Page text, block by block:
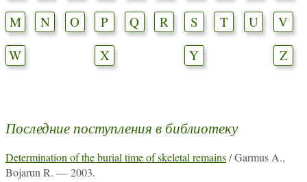
M
N O P Q R S T U
V
W
X Y Z
Последние поступления в библиотеку
Determination of the burial time of skeletal remains/ Garmus A.,
Bojarun R. — 2003.